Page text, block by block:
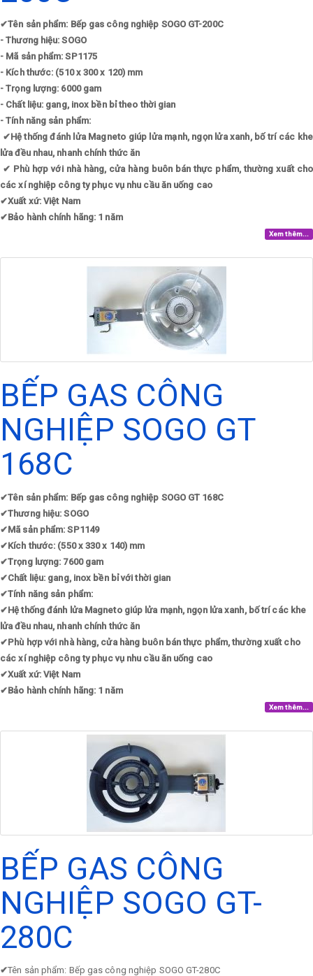
✔Tên sản phẩm: Bếp gas công nghiệp SOGO GT-200C
- Thương hiệu: SOGO
- Mã sản phẩm: SP1175
- Kích thước: (510 x 300 x 120) mm
- Trọng lượng: 6000 gam
- Chất liệu: gang, inox bền bỉ theo thời gian
- Tính năng sản phẩm:
✔Hệ thống đánh lửa Magneto giúp lửa mạnh, ngọn lửa xanh, bố trí các khe
lửa đều nhau, nhanh chính thức ăn
✔ Phù hợp với nhà hàng, cửa hàng buôn bán thực phẩm, thường xuất cho
các xí nghiệp công ty phục vụ nhu cầu ăn uống cao
✔Xuất xứ: Việt Nam
✔Bảo hành chính hãng: 1 năm
Xem thêm...
BẾP GAS CÔNG
NGHIỆP SOGO GT
168C
✔Tên sản phẩm: Bếp gas công nghiệp SOGO GT 168C
✔Thương hiệu: SOGO
✔Mã sản phẩm: SP1149
✔Kích thước: (550 x 330 x 140) mm
✔Trọng lượng: 7600 gam
✔Chất liệu: gang, inox bền bỉ với thời gian
✔Tính năng sản phẩm:
✔Hệ thống đánh lửa Magneto giúp lửa mạnh, ngọn lửa xanh, bố trí các khe
lửa đều nhau, nhanh chính thức ăn
✔Phù hợp với nhà hàng, cửa hàng buôn bán thực phẩm, thường xuất cho
các xí nghiệp công ty phục vụ nhu cầu ăn uống cao
✔Xuất xứ: Việt Nam
✔Bảo hành chính hãng: 1 năm
Xem thêm...
BẾP GAS CÔNG
NGHIỆP SOGO GT-
280C
✔Tên sản phẩm: Bếp gas công nghiệp SOGO GT-280C